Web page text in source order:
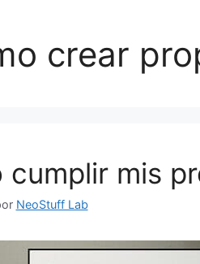
crear
cumplir mis
NeoStuff Lab